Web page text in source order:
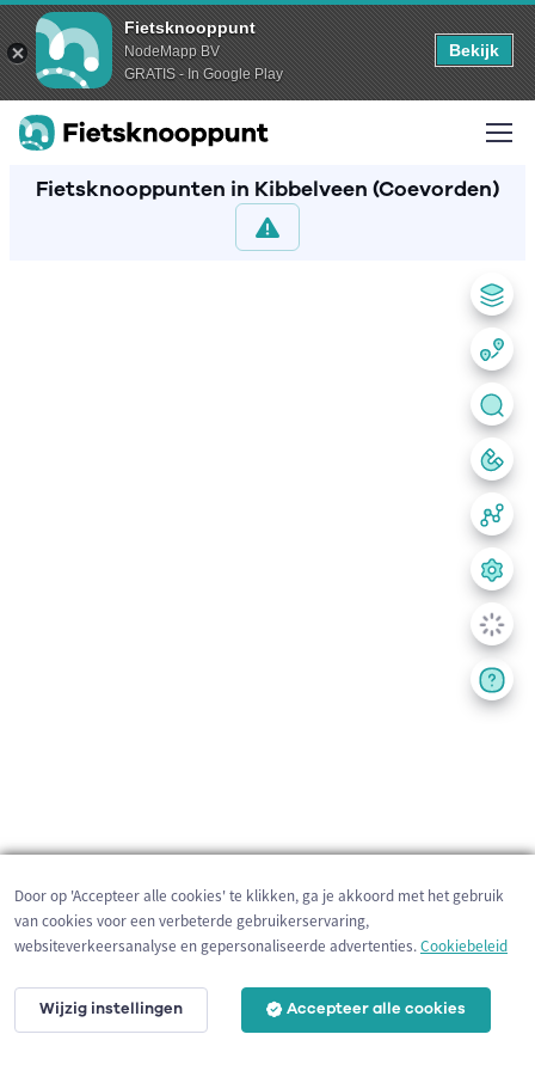
Fietsknooppunt
NodeMapp BV
GRATIS - In Google Play
Bekijk
Fietsknooppunten in Kibbelveen (Coevorden)
200 m
Door op 'Accepteer alle cookies' te klikken, ga je akkoord met het gebruik
van cookies voor een verbeterde gebruikerservaring,
websiteverkeersanalyse en gepersonaliseerde advertenties.Cookiebeleid
Wijzig instellingen Accepteer alle cookies